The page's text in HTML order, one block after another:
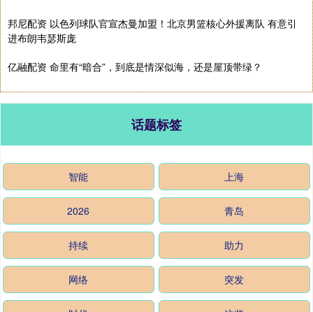
邦尼配资 以色列球队官宣杰曼加盟！北京男篮核心外援离队 有意引
进布朗韦瑟斯庞
亿融配资 命里有“暗合”，到底是情深似海，还是屋顶带绿？
话题标签
智能 上海
2026 青岛
持续 助力
网络 突发